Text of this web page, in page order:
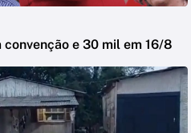
convenção e 30 mil em 16/8